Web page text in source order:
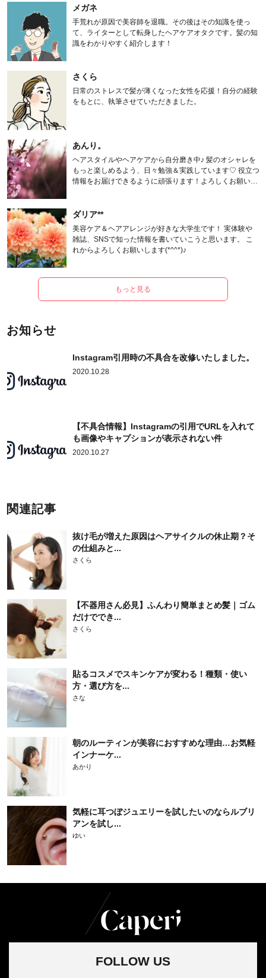
メガネ
手荒れが原因で美容師を退職。その後はその知識を使っ
て、ライターとして転身したヘアケアオタクです。髪の知
識をわかりやすく紹介します！
さくら
日常のストレスで髪が薄くなった女性を応援！自分の経験
をもとに、執筆させていただきました。
あんり。
ヘアスタイルやヘアケアから自分磨き中♪ 髪のオシャレを
もっと楽しめるよう、日々勉強＆実践しています♡ 役立つ
情報をお届けできるように頑張ります！よろしくお願いし
ダリア**
美容ケア＆ヘアアレンジが好きな大学生です！ 実体験や
雑誌、SNSで知った情報を書いていこうと思います。 こ
れからよろしくお願いします(*^^*)♪
もっと見る
お知らせ
Instagram引用時の不具合を改修いたしました。
2020.10.28
【不具合情報】Instagramの引用でURLを入れて
も画像やキャプションが表示されない件
2020.10.27
関連記事
抜け毛が増えた原因はヘアサイクルの休止期？そ
の仕組みと...
さくら
【不器用さん必見】ふんわり簡単まとめ髪｜ゴム
だけででき...
さくら
貼るコスメでスキンケアが変わる！種類・使い
方・選び方を...
さな
朝のルーティンが美容におすすめな理由…お気軽
インナーケ...
あかり
気軽に耳つぼジュエリーを試したいのならルブリ
アンを試し...
ゆい
FOLLOW US